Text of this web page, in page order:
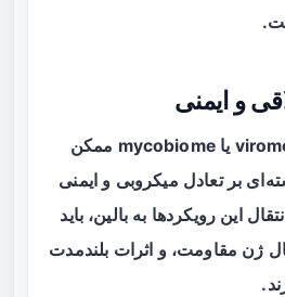
و ایمنی
مداخلات هدف‌گیری virome یا mycobiome ممکن
بر تعادل میکروبی و ایمنی
این رویکردها به بالین، باید
ژن مقاومت، و اثرات بلندمدت